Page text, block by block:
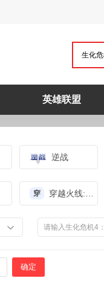
英雄联盟
逆战
穿
确定